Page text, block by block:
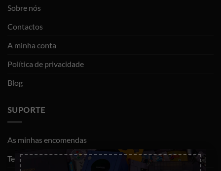
×
Sobre nós
Contactos
A minha conta
Política de privacidade
Blog
SUPORTE
As minhas encomendas
Termos e Condições